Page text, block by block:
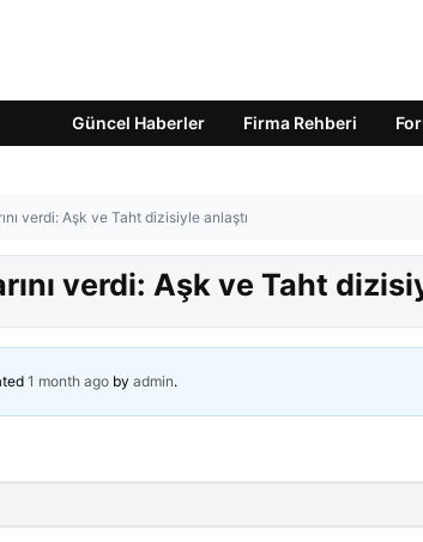
Güncel Haberler Firma Rehberi
verdi: Aşk ve Taht dizisiyle anlaştı
verdi: Aşk ve Taht
1 month ago by admin.